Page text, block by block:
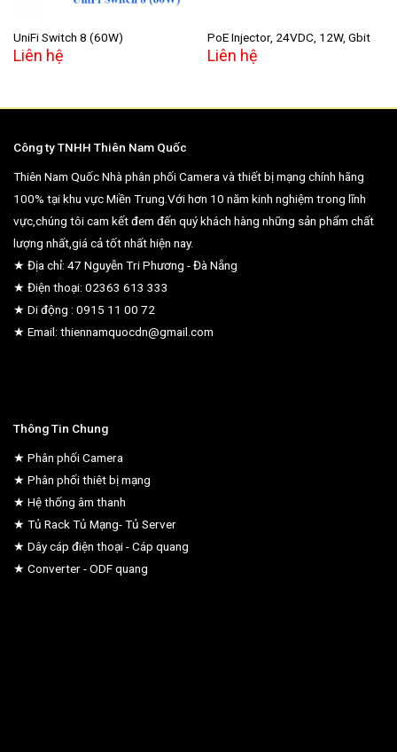
UniFi Switch 8 (60W)
Liên hệ
PoE Injector, 24VDC, 12W, Gbit
Liên hệ
Công ty TNHH Thiên Nam Quốc
Thiên Nam Quốc Nhà phân phối Camera và thiết bị mạng chính hãng
100% tại khu vực Miền Trung.Với hơn 10 năm kinh nghiệm trong lĩnh
vực,chúng tôi cam kết đem đến quý khách hàng những sản phẩm chất
lượng nhất,giá cả tốt nhất hiện nay.
★ Địa chỉ: 47 Nguyễn Tri Phương - Đà Nẵng
★ Điện thoại: 02363 613 333
★ Di động : 0915 11 00 72
★ Email: thiennamquocdn@gmail.com
Thông Tin Chung
★ Phân phối Camera
★ Phân phối thiêt bị mạng
★ Hệ thống âm thanh
★ Tủ Rack Tủ Mạng- Tủ Server
★ Dây cáp điện thoại - Cáp quang
★ Converter - ODF quang